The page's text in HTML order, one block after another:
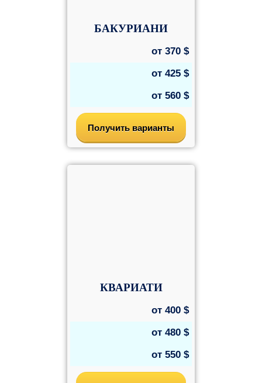
БАКУРИАНИ
от 370 $
от 425 $
от 560 $
Получить варианты
КВАРИАТИ
от 400 $
от 480 $
от 550 $